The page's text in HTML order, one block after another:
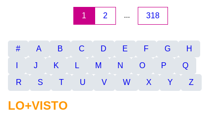
1 2 ... 318
# A B C D E F G
H
J K L M N O P
Q
R
S T U V W X Y Z
LO+VISTO